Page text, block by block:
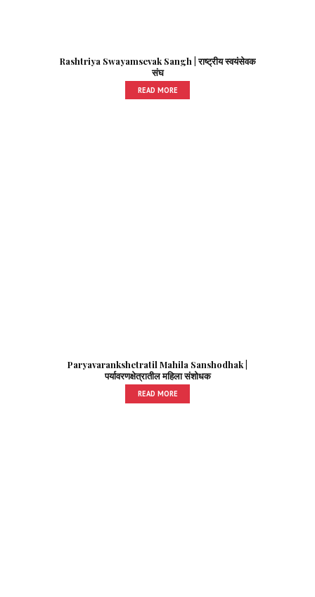
Rashtriya Swayamsevak Sangh | राष्ट्रीय स्वयंसेवक
संघ
READ MORE
Paryavarankshetratil Mahila Sanshodhak |
पर्यावरणक्षेत्रातील महिला संशोधक
READ MORE